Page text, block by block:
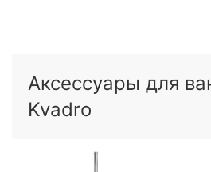
Аксессуары для
Kvadro